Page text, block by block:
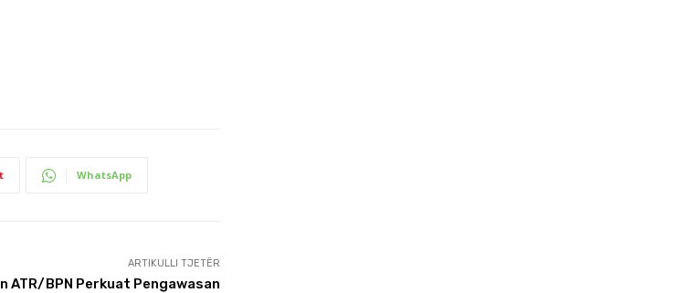
WhatsApp
ARTIKULLI TJETËR
ATR/BPN Perkuat Pengawasan